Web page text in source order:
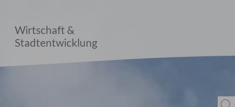
Wirtschaft &
Stadtentwicklung